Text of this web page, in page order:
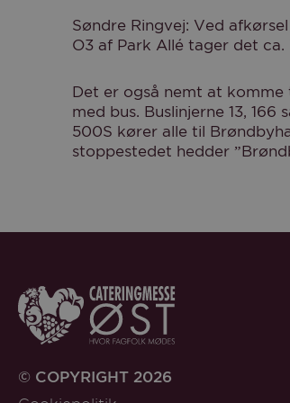
Søndre Ringvej: Ved
O3 af Park Allé tager det ca.
Det er også nemt at komme
med bus. Buslinjerne 13, 166
500S kører alle til
stoppestedet hedder
© COPYRIGHT 2026